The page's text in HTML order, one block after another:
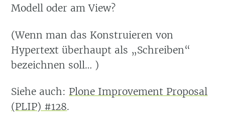
Modell oder am View?
(Wenn man das Konstruieren von
Hypertext überhaupt als
Schreiben
bezeichnen soll… )
Siehe auch: Plone Improvement Proposal
(PLIP) #128.